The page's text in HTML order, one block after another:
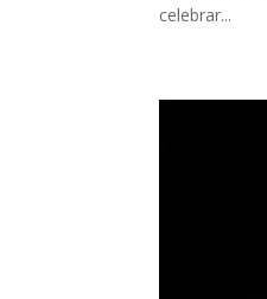
celebrar...